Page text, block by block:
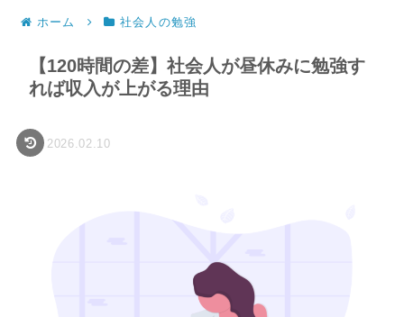
ホーム 社会人の勉強
【120時間の差】社会人が昼休みに勉強す
れば収入が上がる理由
2026.02.10